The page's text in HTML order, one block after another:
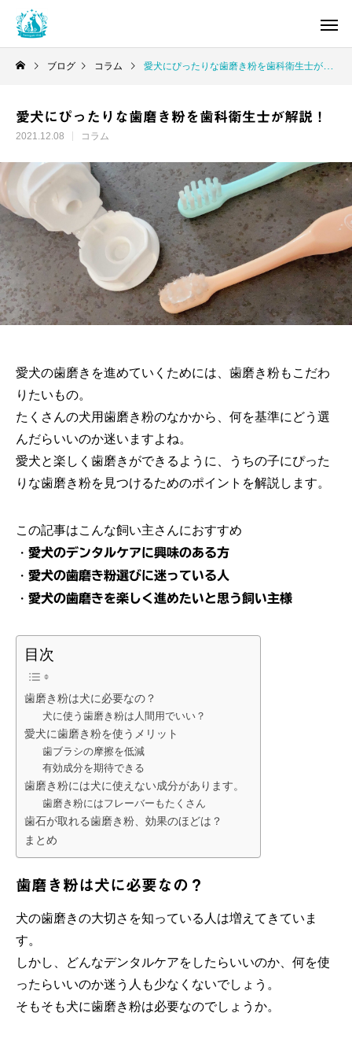
ブログ コラム 愛犬にぴったりな歯磨き粉を歯科衛生士が解説！
愛犬にぴったりな歯磨き粉を歯科衛生士が解説！
2021.12.08 コラム
愛犬の歯磨きを進めていくためには、歯磨き粉もこだわ
りたいもの。
たくさんの犬用歯磨き粉のなかから、何を基準にどう選
んだらいいのか迷いますよね。
愛犬と楽しく歯磨きができるように、うちの子にぴった
りな歯磨き粉を見つけるためのポイントを解説します。
この記事はこんな飼い主さんにおすすめ
・ 愛犬のデンタルケアに興味のある方
・ 愛犬の歯磨き粉選びに迷っている人
・ 愛犬の歯磨きを楽しく進めたいと思う飼い主様
目次
歯磨き粉は犬に必要なの？
犬に使う歯磨き粉は人間用でいい？
愛犬に歯磨き粉を使うメリット
歯ブラシの摩擦を低減
有効成分を期待できる
歯磨き粉には犬に使えない成分があります。
歯磨き粉にはフレーバーもたくさん
歯石が取れる歯磨き粉、効果のほどは？
まとめ
歯磨き粉は犬に必要なの？
犬の歯磨きの大切さを知っている人は増えてきていま
す。
しかし、どんなデンタルケアをしたらいいのか、何を使
ったらいいのか迷う人も少なくないでしょう。
そもそも犬に歯磨き粉は必要なのでしょうか。